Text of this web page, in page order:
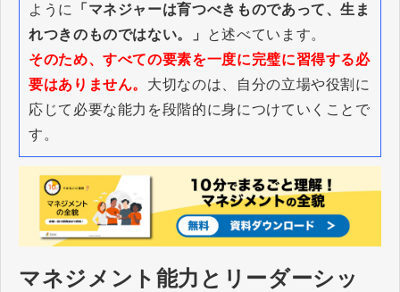
ように
「マネジャーは育つべきものであって、生ま
れつきのものではない。」
と述べています。
そのため、すべての要素を一度に完璧に習得する必
要はありません。 大切なのは、自分の立場や役割に
応じて必要な能力を段階的に身につけていくことで
す。
マネジメント能力とリーダーシッ